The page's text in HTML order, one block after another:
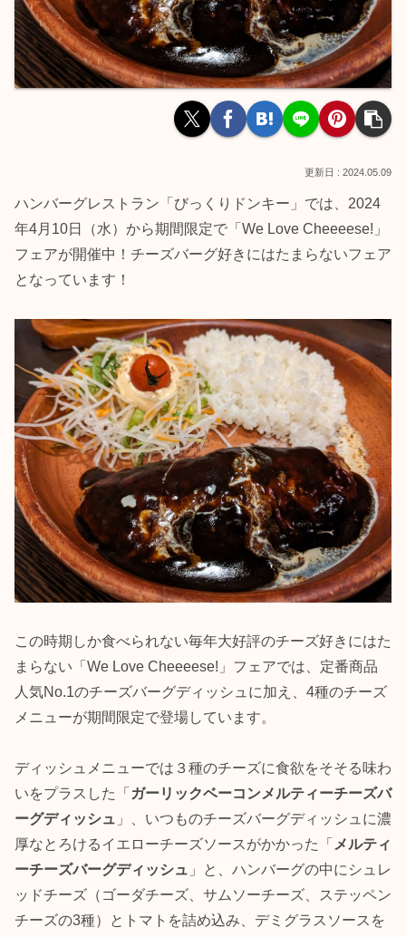
2024.05.09
ハンバーグレストラン「びっくりドンキー」では、2024
年4月10日（水）から期間限定で「We Love Cheeeese!」
フェアが開催中！チーズバーグ好きにはたまらないフェア
となっています！
この時期しか食べられない毎年大好評のチーズ好きにはた
まらない「We Love Cheeeese!」フェアでは、定番商品
人気No.1のチーズバーグディッシュに加え、4種のチーズ
メニューが期間限定で登場しています。
ディッシュメニューでは３種のチーズに食欲をそそる味わ
いをプラスした「 ガーリックベーコンメルティーチーズバ
ーグディッシュ 」、いつものチーズバーグディッシュに濃
厚なとろけるイエローチーズソースがかかった「 メルティ
ーチーズバーグディッシュ 」と、ハンバーグの中にシュレ
ッドチーズ（ゴーダチーズ、サムソーチーズ、ステッペン
チーズの3種）とトマトを詰め込み、デミグラスソースを